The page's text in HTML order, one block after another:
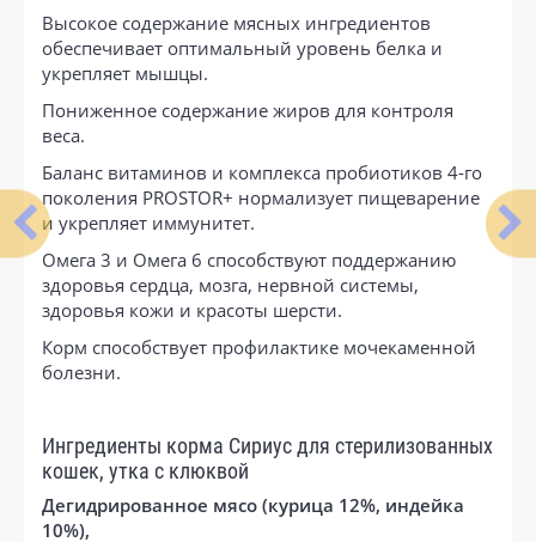
Высокое содержание мясных ингредиентов
обеспечивает оптимальный уровень белка и
укрепляет мышцы.
Пониженное содержание жиров для контроля
веса.
Баланс витаминов и комплекса пробиотиков 4-го
поколения PROSTOR+ нормализует пищеварение
и укрепляет иммунитет.
Омега 3 и Омега 6 способствуют поддержанию
здоровья сердца, мозга, нервной системы,
здоровья кожи и красоты шерсти.
Корм способствует профилактике мочекаменной
болезни.
Ингредиенты корма Сириус для стерилизованных
кошек, утка с клюквой
Дегидрированное мясо (курица 12%, индейка
10%),